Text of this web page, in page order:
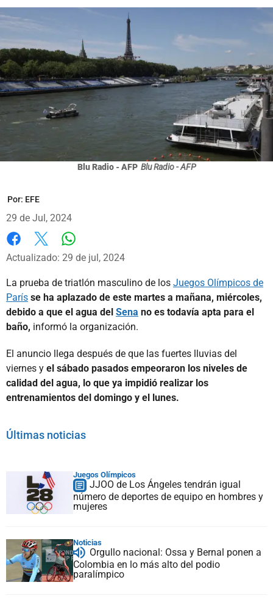
Blu Radio - AFP Blu Radio - AFP
Por: EFE
29 de Jul, 2024
Facebook
X
Actualizado: 29 de jul, 2024
La prueba de triatlón masculino de los Juegos Olímpicos de
París se ha aplazado de este martes a mañana, miércoles,
debido a que el agua del Sena no es todavía apta para el
baño, informó la organización.
El anuncio llega después de que las fuertes lluvias del
viernes y el sábado pasados empeoraron los niveles de
calidad del agua, lo que ya impidió realizar los
entrenamientos del domingo y el lunes.
Últimas noticias
Juegos Olímpicos
JJOO de Los Ángeles tendrán igual
número de deportes de equipo en hombres y
mujeres
Noticias
Orgullo nacional: Ossa y Bernal ponen a
Colombia en lo más alto del podio
paralímpico